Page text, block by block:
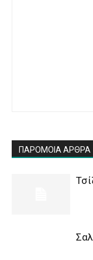
ΠΑΡΟΜΟΙΑ ΑΡΘΡΑ